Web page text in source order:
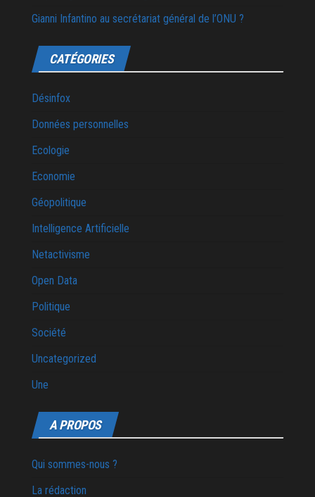
Gianni Infantino au secrétariat général de l’ONU ?
CATÉGORIES
Désinfox
Données personnelles
Ecologie
Economie
Géopolitique
Intelligence Artificielle
Netactivisme
Open Data
Politique
Société
Uncategorized
Une
A PROPOS
Qui sommes-nous ?
La rédaction